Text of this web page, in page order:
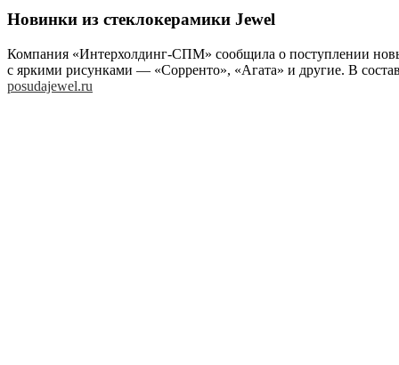
Новинки из стеклокерамики Jewel
Компания «Интерхолдинг-СПМ» сообщила о поступлении
с яркими рисунками — «Сорренто», «Агата» и другие. В
posudajewel.ru